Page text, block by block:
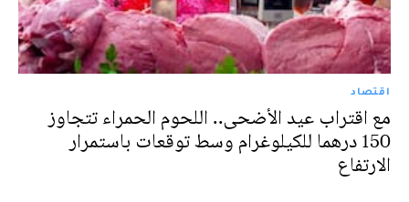
اقتصاد
مع اقتراب عيد الأضحى.. اللحوم الحمراء تتجاوز
150 درهما للكيلوغرام وسط توقعات باستمرار
الارتفاع